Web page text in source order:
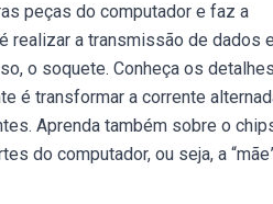
peças do computador e faz a
realizar a transmissão de dados
o soquete. Conheça os
é transformar a corrente
Aprenda também sobre o
do computador, ou seja, a